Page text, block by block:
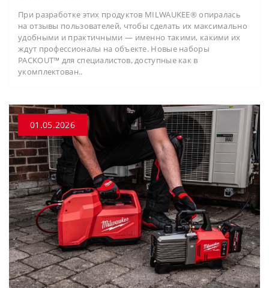
При разработке этих продуктов MILWAUKEE® опиралась
на отзывы пользователей, чтобы сделать их максимально
удобными и практичными — именно такими, какими их
ждут профессионалы на объекте. Новые наборы
PACKOUT™ для специалистов, доступные как в
укомплектован..
01.05.2026